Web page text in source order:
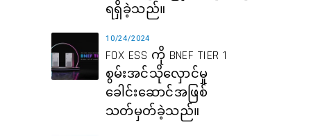
ရရှိခဲ့သည်။
10/24/2024
FOX ESS ကို BNEF TIER 1
စွမ်းအင်သိုလှောင်မှု
ခေါင်းဆောင်အဖြစ်
သတ်မှတ်ခဲ့သည်။